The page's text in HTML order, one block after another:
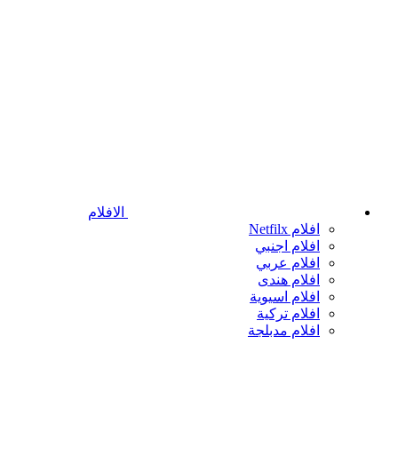
الافلام
افلام Netfilx
افلام اجنبي
افلام عربي
افلام هندى
افلام اسيوية
افلام تركية
افلام مدبلجة